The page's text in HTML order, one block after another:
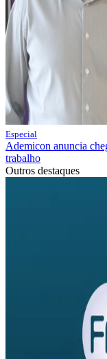
Especial
Ademicon anuncia
trabalho
Outros destaques